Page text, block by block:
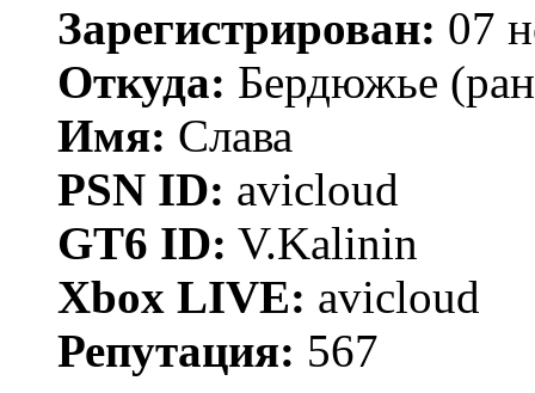
Зарегистрирован: 07
Откуда: Бердюжье
Имя: Слава
PSN ID: avicloud
GT6 ID: V.Kalinin
Xbox LIVE: avicloud
Репутация: 567